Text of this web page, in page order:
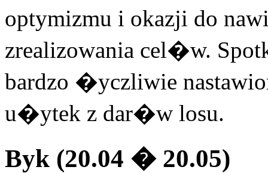
optymizmu i okazji do
zrealizowania cel�w.
bardzo �yczliwie
u�ytek z dar�w losu.
Byk (20.04 � 20.05)